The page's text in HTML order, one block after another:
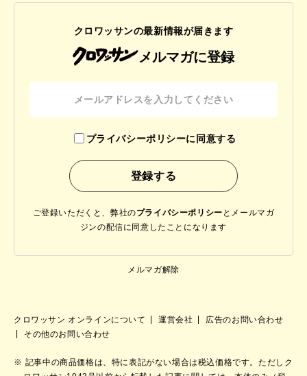
クロワッサンの最新情報が届きます
メルマガに登録
プライバシーポリシーに同意する
ご登録いただくと、弊社のプライバシーポリシー と メールマガ
ジンの配信に同意したことになります
メルマガ解除
クロワッサン オンラインについて 運営会社
広告のお問い合わせ
その他のお問い合わせ
記事中の商品価格は、特に表記がない場合は税込価格です。ただしク